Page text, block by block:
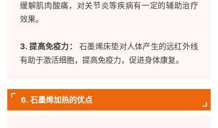
缓解肌肉酸痛，对关节炎等疾病有一定的辅助治疗
效果。
3. 提高免疫力：
石墨烯床垫对人体产生的远红外线
有助于激活细胞，提高免疫力，促进身体康复。
6. 石墨烯加热的优点